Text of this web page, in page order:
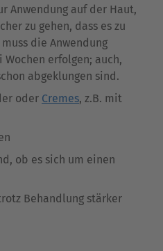
Anwendung auf der Haut,
zu gehen, dass es zu
die Anwendung
erfolgen; auch,
abgeklungen sind.
oder Cremes, z.B. mit
ob es sich um einen
Behandlung stärker